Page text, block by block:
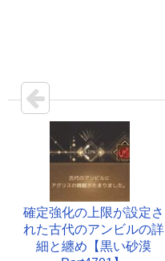
確定強化の上限が設定さ
れた古代のアンビルの詳
細と纏め【黒い砂漠